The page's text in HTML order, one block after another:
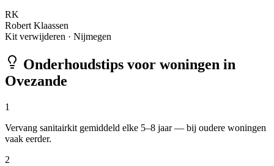
RK
Robert Klaassen
Kit verwijderen · Nijmegen
Onderhoudstips voor woningen in
Ovezande
1
Vervang sanitairkit gemiddeld elke 5–8 jaar — bij oudere woningen
vaak eerder.
2